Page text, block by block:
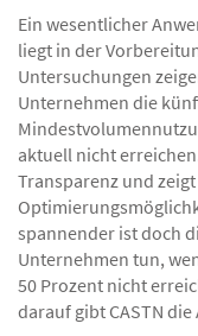
Ein wesentlicher
liegt in der
Untersuchungen
Unternehmen die
aktuell nicht
Transparenz und
spannender ist doch
Unternehmen tun,
50 Prozent nicht
darauf gibt CASTN